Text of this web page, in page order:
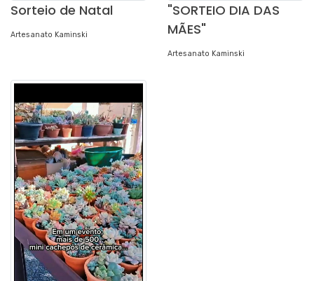
Sorteio de Natal
Artesanato Kaminski
"SORTEIO DIA DAS
MÃES"
Artesanato Kaminski